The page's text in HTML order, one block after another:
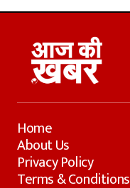
Home
About Us
Privacy Policy
Terms & Conditions